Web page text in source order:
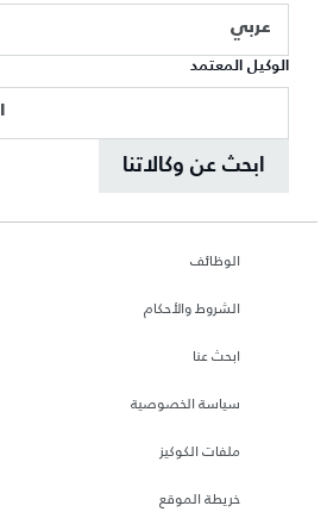
عربي
الوكيل المعتمد
ابحث عن وكالاتنا
الوظائف
الشروط والأحكام
ابحث عنا
سياسة الخصوصية
ملفات الكوكيز
خريطة الموقع